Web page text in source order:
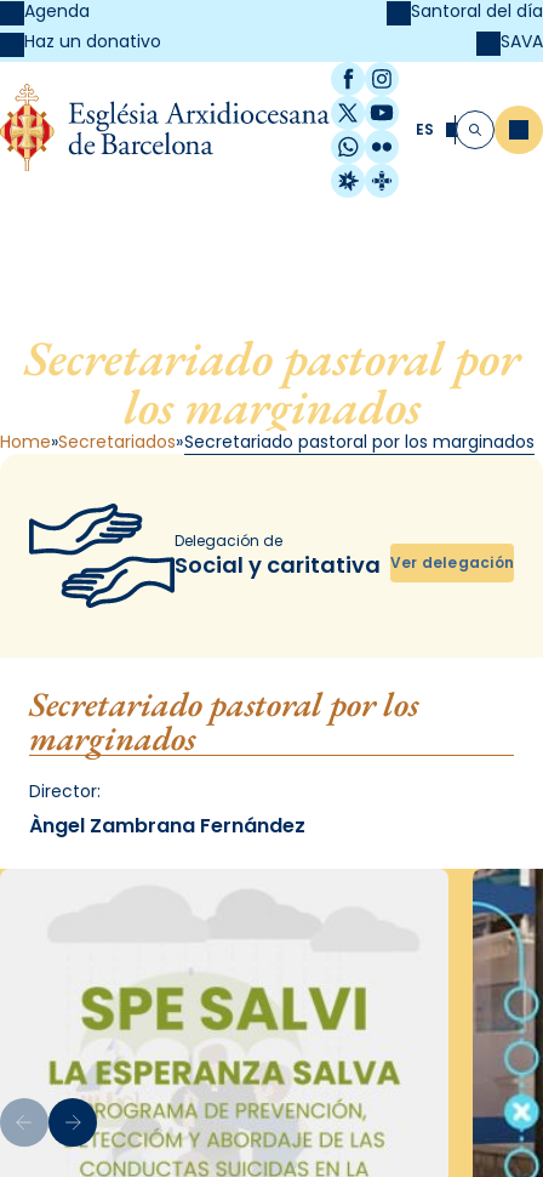
Agenda
Haz un donativo
Santoral del día
SAVA
Facebook
Instagram
X / Twitter
YouTube
WhatsApp
Flickr
Radio Estel
Catalunya
ES Buscar
Secretariado pastoral por
los marginados
Home Secretariados Secretariado pastoral por los marginados
Delegación de
Social y caritativa Ver delegación
Secretariado pastoral por los
marginados
Director:
Àngel Zambrana Fernández